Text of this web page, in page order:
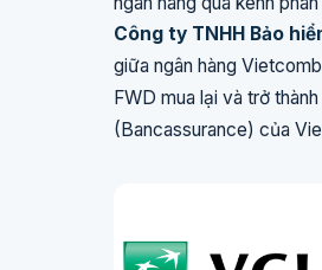
Công ty TNHH Bảo
giữa ngân hàng
FWD mua lại và trở
(Bancassurance) của